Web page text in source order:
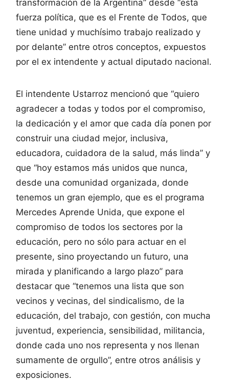
transformación de la Argentina” desde “esta
fuerza política, que es el Frente de Todos, que
tiene unidad y muchísimo trabajo realizado y
por delante” entre otros conceptos, expuestos
por el ex intendente y actual diputado nacional.
El intendente Ustarroz mencionó que “quiero
agradecer a todas y todos por el compromiso,
la dedicación y el amor que cada día ponen por
construir una ciudad mejor, inclusiva,
educadora, cuidadora de la salud, más linda” y
que “hoy estamos más unidos que nunca,
desde una comunidad organizada, donde
tenemos un gran ejemplo, que es el programa
Mercedes Aprende Unida, que expone el
compromiso de todos los sectores por la
educación, pero no sólo para actuar en el
presente, sino proyectando un futuro, una
mirada y planificando a largo plazo” para
destacar que “tenemos una lista que son
vecinos y vecinas, del sindicalismo, de la
educación, del trabajo, con gestión, con mucha
juventud, experiencia, sensibilidad, militancia,
donde cada uno nos representa y nos llenan
sumamente de orgullo”, entre otros análisis y
exposiciones.